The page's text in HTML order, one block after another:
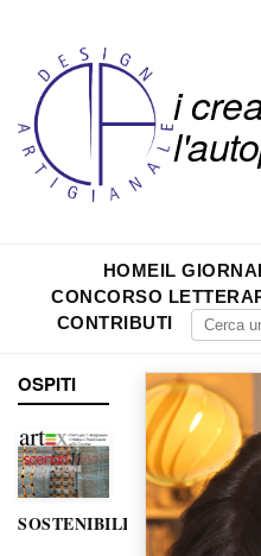
i
HOMEIL
CONCORSO
CONTRIBUTI
OSPITI
SOSTENIBILITÀ